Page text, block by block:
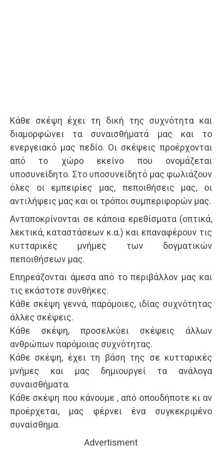
Κάθε σκέψη έχει τη δική της συχνότητα και
διαμορφώνει τα συναισθήματά μας και το
ενεργειακό μας πεδίο. Οι σκέψεις προέρχονται
από το χώρο εκείνο που ονομάζεται
υποσυνείδητο. Στο υποσυνείδητό μας φωλιάζουν
όλες οι εμπειρίες μας, πεποιθήσεις μας, οι
αντιλήψεις μας και οι τρόποι συμπεριφορών μας.
Ανταποκρίνονται σε κάποια ερεθίσματα (οπτικά,
λεκτικά, καταστάσεων κ.α.) και επαναφέρουν τις
κυτταρικές μνήμες των δογματικών
πεποιθήσεων μας.
Επηρεάζονται άμεσα από το περιβάλλον μας και
τις εκάστοτε συνθήκες.
Κάθε σκέψη γεννά, παρόμοιες, ιδίας συχνότητας
άλλες σκέψεις.
Κάθε σκέψη, προσελκύει σκέψεις άλλων
ανθρώπων παρόμοιας συχνότητας.
Κάθε σκέψη, έχει τη βάση της σε κυτταρικές
μνήμες και μας δημιουργεί τα ανάλογα
συναισθήματα.
Κάθε σκέψη που κάνουμε , από οπουδήποτε κι αν
προέρχεται, μας φέρνει ένα συγκεκριμένο
συναίσθημα.
Advertisment